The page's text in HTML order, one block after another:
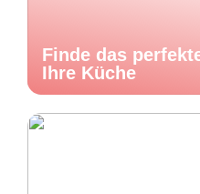
Finde das
Ihre Küche